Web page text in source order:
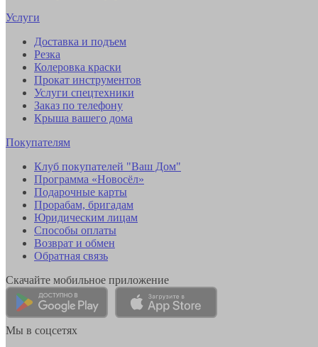
Услуги
Доставка и подъем
Резка
Колеровка краски
Прокат инструментов
Услуги спецтехники
Заказ по телефону
Крыша вашего дома
Покупателям
Клуб покупателей "Ваш Дом"
Программа «Новосёл»
Подарочные карты
Прорабам, бригадам
Юридическим лицам
Способы оплаты
Возврат и обмен
Обратная связь
Скачайте мобильное приложение
Мы в соцсетях